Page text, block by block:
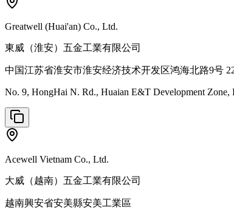
Greatwell (Huai'an) Co., Ltd.
東威（淮安）五金工業有限公司
中国江苏省淮安市淮安经济技术开发区鸿海北路9号
No. 9, HongHai N. Rd., Huaian E&T Development Zone,
Acewell Vietnam Co., Ltd.
大威（越南）五金工業有限公司
越南興安省安美縣安美工業區